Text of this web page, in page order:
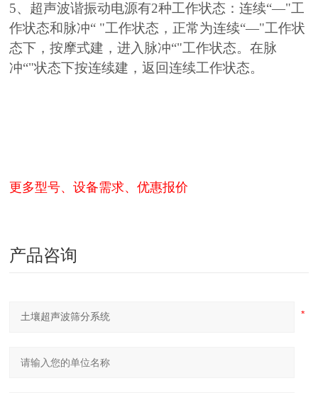
5、超声波谐振动电源有2种工作状态：连续“—"工
作状态和脉冲“ "工作状态，正常为连续“—"工作状
态下，按摩式建，进入脉冲“"工作状态。在脉
冲“"状态下按连续建，返回连续工作状态。
更多型号、设备需求、优惠报价
产品咨询